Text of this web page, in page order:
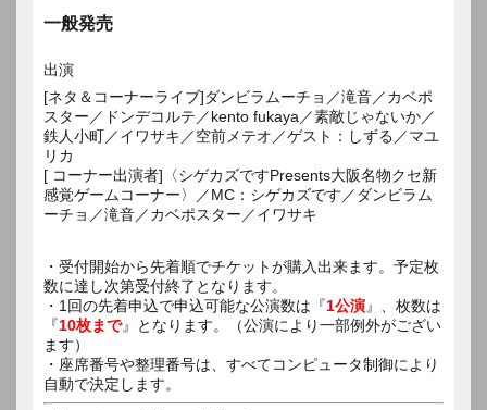
一般発売
出演
[ネタ＆コーナーライブ]ダンビラムーチョ／滝音／カベポ
スター／ドンデコルテ／kento fukaya／素敵じゃないか／
鉄人小町／イワサキ／空前メテオ／ゲスト：しずる／マユ
リカ
[ コーナー出演者]〈シゲカズですPresents大阪名物クセ新
感覚ゲームコーナー〉／MC：シゲカズです／ダンビラム
ーチョ／滝音／カベポスター／イワサキ
・受付開始から先着順でチケットが購入出来ます。予定枚
数に達し次第受付終了となります。
・1回の先着申込で申込可能な公演数は『1公演』、枚数は
『10枚まで』となります。（公演により一部例外がござい
ます）
・座席番号や整理番号は、すべてコンピュータ制御により
自動で決定します。